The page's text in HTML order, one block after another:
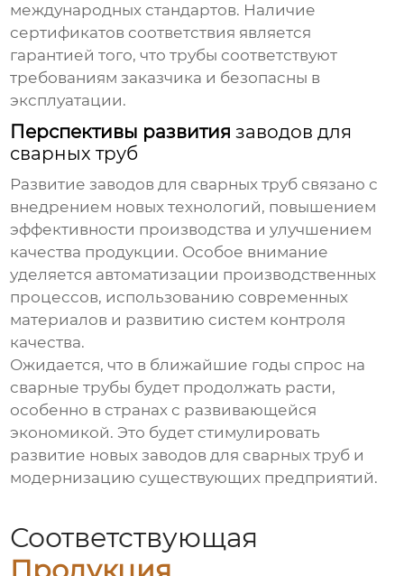
международных стандартов. Наличие
сертификатов соответствия является
гарантией того, что трубы соответствуют
требованиям заказчика и безопасны в
эксплуатации.
Перспективы развитиязаводов для
сварных труб
Развитиезаводов для сварных труб связано с
внедрением новых технологий, повышением
эффективности производства и улучшением
качества продукции. Особое внимание
уделяется автоматизации производственных
процессов, использованию современных
материалов и развитию систем контроля
качества.
Ожидается, что в ближайшие годы спрос на
сварные трубы будет продолжать расти,
особенно в странах с развивающейся
экономикой. Это будет стимулировать
развитие новыхзаводов для сварных труб и
модернизацию существующих предприятий.
Соответствующая